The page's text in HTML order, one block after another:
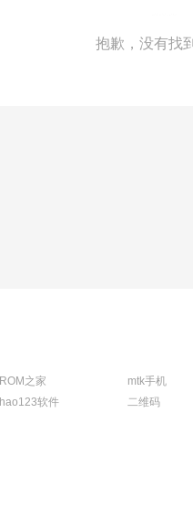
抱歉，没有找
ROM之家 mtk手机
hao123软件 二维码